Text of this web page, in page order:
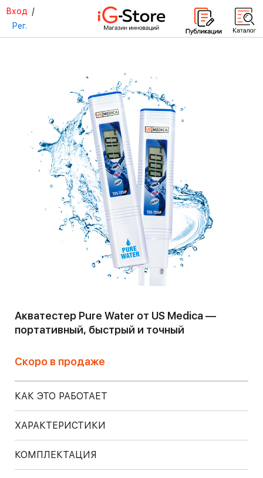
Вход /
Рег.
Акватестер Pure Water от US Medica —
портативный, быстрый и точный
Скоро в продаже
КАК ЭТО РАБОТАЕТ
ХАРАКТЕРИСТИКИ
КОМПЛЕКТАЦИЯ